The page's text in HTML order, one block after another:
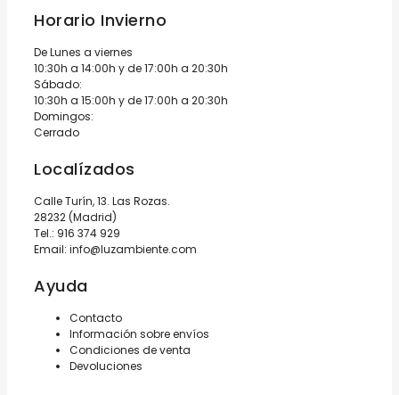
Horario Invierno
De Lunes a viernes
10:30h a 14:00h y de 17:00h a 20:30h
Sábado:
10:30h a 15:00h y de 17:00h a 20:30h
Domingos:
Cerrado
Localízados
Calle Turín, 13. Las Rozas.
28232 (Madrid)
Tel.: 916 374 929
Email: info@luzambiente.com
Ayuda
Contacto
Información sobre envíos
Condiciones de venta
Devoluciones